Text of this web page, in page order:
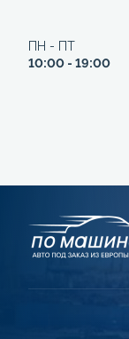
ПН - ПТ
10:00 - 19:00